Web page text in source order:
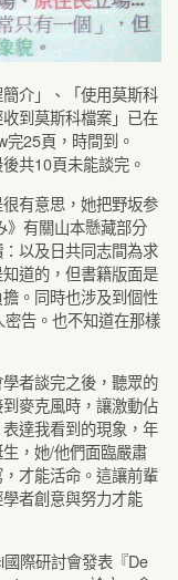
介」、「使用莫斯科
到莫斯科檔案」已在
25頁，時間到。
共10頁未能談完。
有意思，她把野坂参
》有關山本懸藏部分
以及日共同志間為求
道的，但書籍版面是
。同時也涉及到個性
告。也不知道在那樣
者談完之後，聽眾的
麥克風時，讓激動佔
達我看到的現象，年
，她/他們面臨嚴肅
才能活命。這讓前輩
者創意與努力才能
際研討會發表『De